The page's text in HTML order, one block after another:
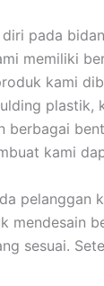
pada
memiliki
kami
berbagai
kami
pelanggan
mendesain
sesuai.